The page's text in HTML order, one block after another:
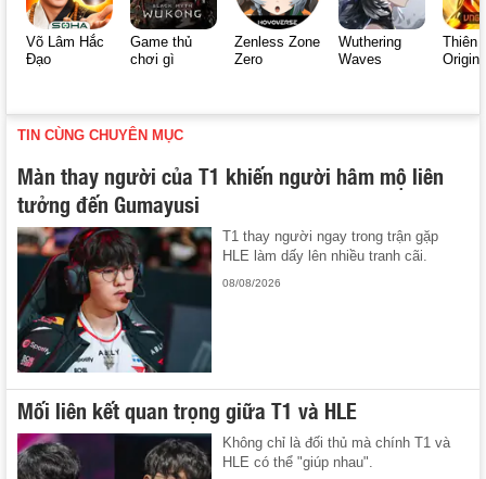
Võ Lâm Hắc
Đạo
Game thủ
chơi gì
Zenless Zone
Zero
Wuthering
Waves
Thiên
Origin
TIN CÙNG CHUYÊN MỤC
Màn thay người của T1 khiến người hâm mộ liên
tưởng đến Gumayusi
T1 thay người ngay trong trận gặp
HLE làm dấy lên nhiều tranh cãi.
08/08/2026
Mối liên kết quan trọng giữa T1 và HLE
Không chỉ là đối thủ mà chính T1 và
HLE có thể "giúp nhau".